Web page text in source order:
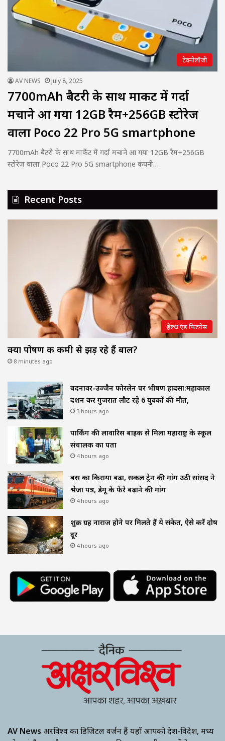
टेक्नोलॉजी
AV NEWS July 8, 2025
7700mAh बैटरी के साथ मार्केट में गर्दा
मचाने आ गया 12GB रैम+256GB स्टोरेज
वाला Poco 22 Pro 5G smartphone
7700mAh बैटरी के साथ मार्केट में गर्दा मचाने आ गया 12GB रैम+256GB
स्टोरेज वाला Poco 22 Pro 5G smartphone कंपनी…
Recent Posts
हेल्थ एंड फिटनेस
क्या पोषण की कमी से झड़ रहे हैं बाल?
8 minutes ago
बदनावर-उज्जैन फोरलेन पर भीषण हादसा:महाकाल
दर्शन कर गुजरात लौट रहे 6 युवकों की मौत,
3 hours ago
पार्किंग की लावारिस बाइक से मिला महाराष्ट्र के स्कूल
संचालक का पता
4 hours ago
बस का किराया बढ़ा, सर्कल ट्रेन की मांग उठी सांसद ने
भेजा पत्र, डेमू के फेरे बढ़ाने की मांग
4 hours ago
शुक्र ग्रह नाराज होने पर मिलते हैं ये संकेत, ऐसे करें दोष
दूर
4 hours ago
AV News अक्षरविश्व का डिजिटल वर्जन हैं यहाँ आपको देश-विदेश, मध्य